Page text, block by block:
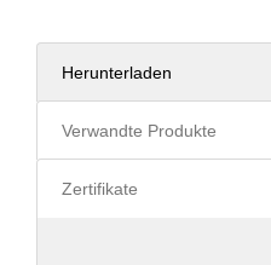
Herunterladen
Verwandte Produkte
Zertifikate